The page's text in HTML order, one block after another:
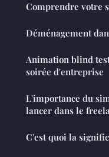
Comprendre votre
Déménagement
Animation blind
soirée d'entreprise
L'importance du
lancer dans le
C'est quoi la